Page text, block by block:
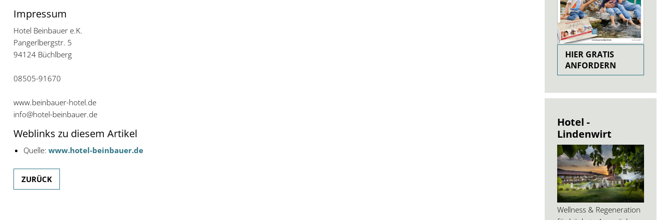
Impressum
Hotel Beinbauer e.K.
Pangerlbergstr. 5
94124 Büchlberg
08505-91670
www.beinbauer-hotel.de
info@hotel-beinbauer.de
Weblinks zu diesem Artikel
Quelle: www.hotel-beinbauer.de
ZURÜCK
HIER GRATIS
ANFORDERN
Hotel -
Lindenwirt
Wellness & Regeneration